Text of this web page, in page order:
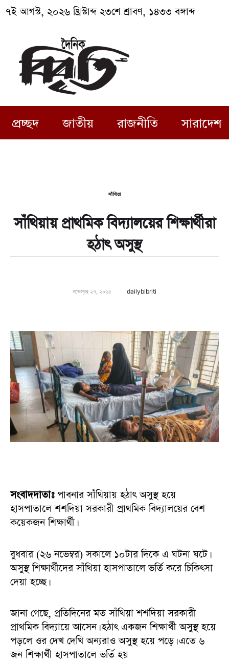
৭ই আগস্ট, ২০২৬ খ্রিস্টাব্দ ২৩শে শ্রাবণ, ১৪৩৩ বঙ্গাব্দ
প্রচ্ছদ জাতীয় রাজনীতি সারাদেশ
সাঁথিয়া
সাঁথিয়ায় প্রাথমিক বিদ্যালয়ের শিক্ষার্থীরা
হঠাৎ অসুস্থ
নভেম্বর ২৭, ২০২৫ dailybibriti
সংবাদদাতাঃপাবনার সাঁথিয়ায় হঠাৎ অসুস্থ হয়ে
হাসপাতালে শশদিয়া সরকারী প্রাথমিক বিদ্যালয়ের বেশ
কয়েকজন শিক্ষার্থী।
বুধবার (২৬ নভেম্বর) সকালে ১০টার দিকে এ ঘটনা ঘটে।
অসুস্থ শিক্ষার্থীদের সাঁথিয়া হাসপাতালে ভর্তি করে চিকিৎসা
দেয়া হচ্ছে।
জানা গেছে, প্রতিদিনের মত সাঁথিয়া শশদিয়া সরকারী
প্রাথমিক বিদ্যায়ে আসেন। হঠাৎ একজন শিক্ষার্থী অসুস্থ হয়ে
পড়লে ওর দেখ দেখি অন্যরাও অসুস্থ হয়ে পড়ে। এতে ৬
জন শিক্ষার্থী হাসপাতালে ভর্তি হয়